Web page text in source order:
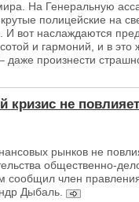
На Генеральную
полицейские на
И вот наслаждаются
и гармоний, и в
даже произнести
кризис не
рынков не
общественно-
сообщил член
Дыбаль.